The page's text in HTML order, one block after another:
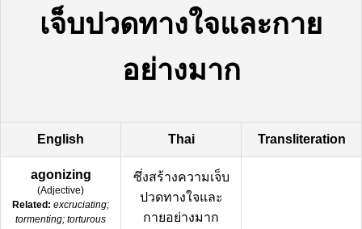
เจ็บปวดทางใจและกาย
อย่างมาก
English Thai Transliteration
agonizing
(Adjective)
Related: excruciating;
tormenting; torturous
ซึ่งสร้างความเจ็บ
ปวดทางใจและ
กายอย่างมาก